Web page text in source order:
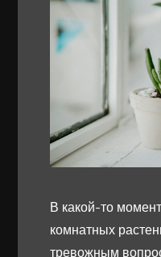
В какой-то
комнатных
тревожным